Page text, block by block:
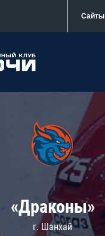
Сайты
«Драконы»
г. Шанхай